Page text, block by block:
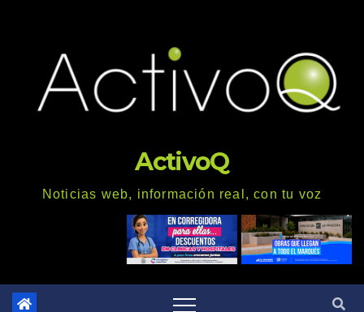
ActivoQ
Noticias web, información real, con tu voz